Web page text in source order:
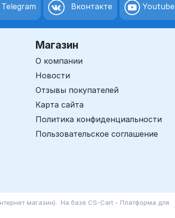
Telegram Вконтакте Youtube
Магазин
О компании
Новости
Отзывы покупателей
Карта сайта
Политика конфиденциальности
Пользовательское соглашение
магазин). На базе CS-Cart - Платформа для